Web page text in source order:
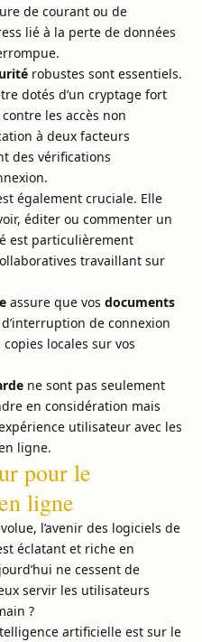
de courant ou de
lié à la perte de données
robustes sont essentiels.
dotés d’un cryptage fort
contre les accès non
à deux facteurs
des vérifications
également cruciale. Elle
éditer ou commenter un
est particulièrement
travaillant sur
assure que vos documents
de connexion
locales sur vos
ne sont pas seulement
en considération mais
utilisateur avec les
ligne.
pour le
ligne
l’avenir des logiciels de
éclatant et riche en
ne cessent de
servir les utilisateurs
?
artificielle est sur le